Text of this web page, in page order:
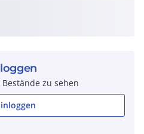
zu sehen